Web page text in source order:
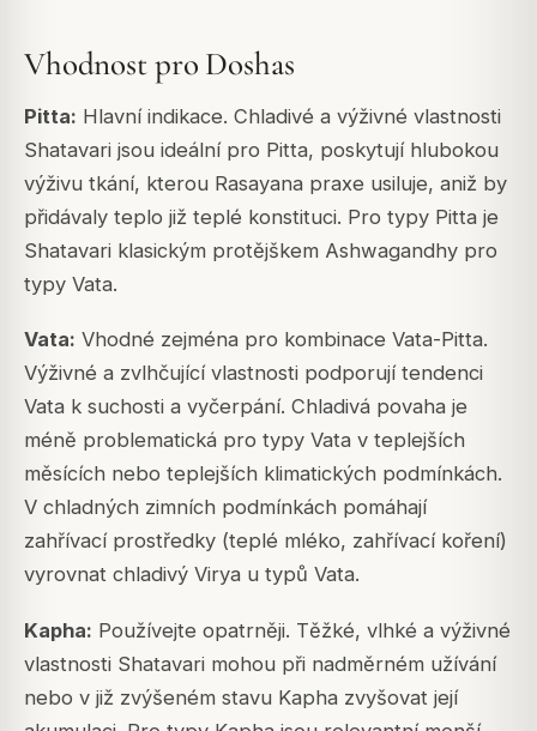
Vhodnost pro Doshas
Pitta: Hlavní indikace. Chladivé a výživné vlastnosti
Shatavari jsou ideální pro Pitta, poskytují hlubokou
výživu tkání, kterou Rasayana praxe usiluje, aniž by
přidávaly teplo již teplé konstituci. Pro typy Pitta je
Shatavari klasickým protějškem Ashwagandhy pro
typy Vata.
Vata: Vhodné zejména pro kombinace Vata-Pitta.
Výživné a zvlhčující vlastnosti podporují tendenci
Vata k suchosti a vyčerpání. Chladivá povaha je
méně problematická pro typy Vata v teplejších
měsících nebo teplejších klimatických podmínkách.
V chladných zimních podmínkách pomáhají
zahřívací prostředky (teplé mléko, zahřívací koření)
vyrovnat chladivý Virya u typů Vata.
Kapha: Používejte opatrněji. Těžké, vlhké a výživné
vlastnosti Shatavari mohou při nadměrném užívání
nebo v již zvýšeném stavu Kapha zvyšovat její